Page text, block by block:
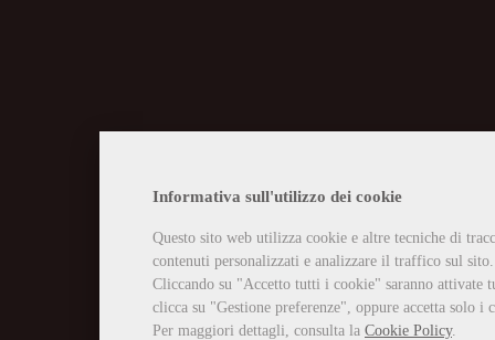
Informativa sull'utilizzo dei cookie
Questo sito web utilizza cookie e altre tecniche di
contenuti personalizzati e analizzare il traffico sul sito.
Cliccando su "Accetto tutti i cookie" saranno attivate
clicca su "Gestione preferenze", oppure accetta solo
Per maggiori dettagli, consulta la Cookie Policy.
CHIUSURA
Vi informiamo che la casa
Tutti gli ordini ricevuti in tali
Per qualsiasi necessità